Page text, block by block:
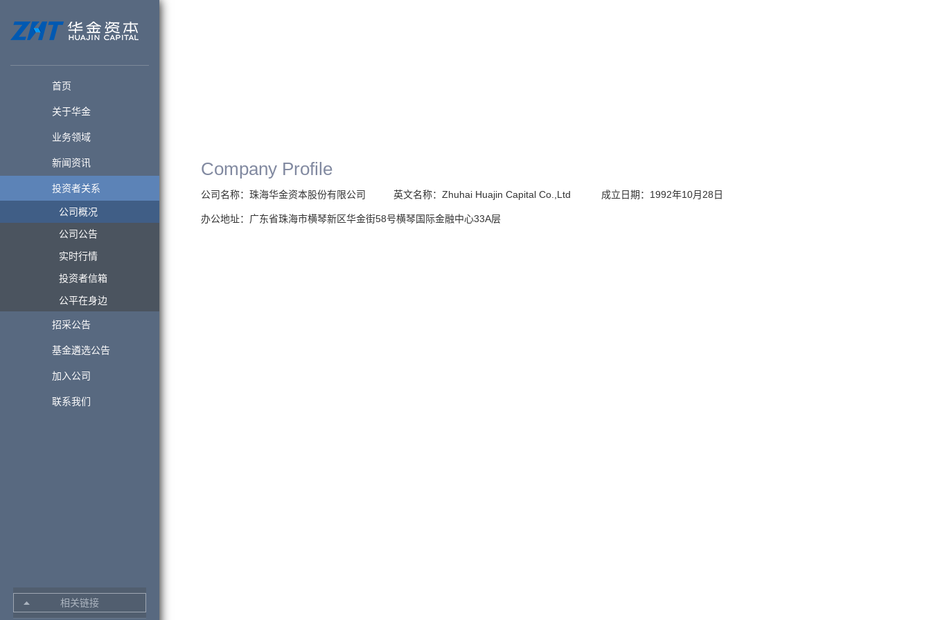
首页
关于华金
业务领域
新闻资讯
投资者关系
公司概况
公司公告
实时行情
投资者信箱
公平在身边
招采公告
基金遴选公告
加入公司
联系我们
相关链接
Company Profile
公司名称：珠海华金资本股份有限公司 英文名称：Zhuhai Huajin Capital Co.,Ltd 成立日期：1992年10月28日
办公地址：广东省珠海市横琴新区华金街58号横琴国际金融中心33A层